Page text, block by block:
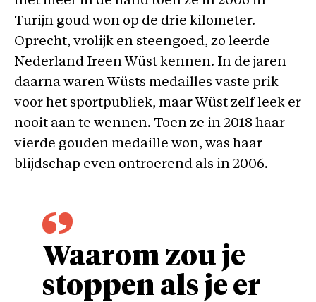
Turijn goud won op de drie kilometer.
Oprecht, vrolijk en steengoed, zo leerde
Nederland Ireen Wüst kennen. In de jaren
daarna waren Wüsts medailles vaste prik
voor het sportpubliek, maar Wüst zelf leek er
nooit aan te wennen. Toen ze in 2018 haar
vierde gouden medaille won, was haar
blijdschap even ontroerend als in 2006.
Waarom zou je
stoppen als je er